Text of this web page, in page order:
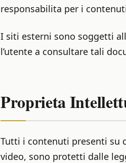
responsabilita per i
I siti esterni sono soggetti
l’utente a consultare tali
Proprieta
Tutti i contenuti presenti su
video, sono protetti dalle